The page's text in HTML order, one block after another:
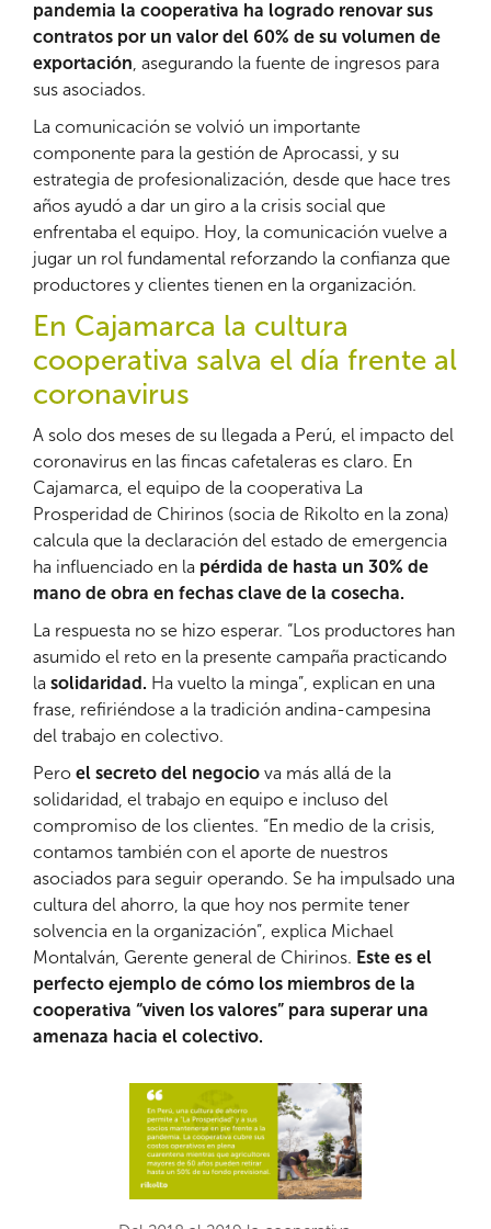
pandemia la cooperativa ha logrado renovar sus
contratos por un valor del 60% de su volumen de
exportación , asegurando la fuente de ingresos para
sus asociados.
La comunicación se volvió un importante
componente para la gestión de Aprocassi, y su
estrategia de profesionalización, desde que hace tres
años ayudó a dar un giro a la crisis social que
enfrentaba el equipo. Hoy, la comunicación vuelve a
jugar un rol fundamental reforzando la confianza que
productores y clientes tienen en la organización.
En Cajamarca la cultura
cooperativa salva el día frente al
coronavirus
A solo dos meses de su llegada a Perú, el impacto del
coronavirus en las fincas cafetaleras es claro. En
Cajamarca, el equipo de la cooperativa La
Prosperidad de Chirinos (socia de Rikolto en la zona)
calcula que la declaración del estado de emergencia
ha influenciado en la pérdida de hasta un 30% de
mano de obra en fechas clave de la cosecha.
La respuesta no se hizo esperar. “Los productores han
asumido el reto en la presente campaña practicando
la solidaridad. Ha vuelto la minga”, explican en una
frase, refiriéndose a la tradición andina-campesina
del trabajo en colectivo.
Pero el secreto del negocio va más allá de la
solidaridad, el trabajo en equipo e incluso del
compromiso de los clientes. “En medio de la crisis,
contamos también con el aporte de nuestros
asociados para seguir operando. Se ha impulsado una
cultura del ahorro, la que hoy nos permite tener
solvencia en la organización”, explica Michael
Montalván, Gerente general de Chirinos. Este es el
perfecto ejemplo de cómo los miembros de la
cooperativa “viven los valores” para superar una
amenaza hacia el colectivo.